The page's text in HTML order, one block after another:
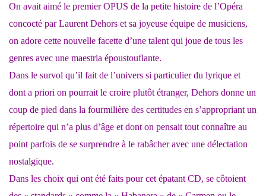
On avait aimé le premier OPUS de la petite histoire de l’Opéra
concocté par Laurent Dehors et sa joyeuse équipe de musiciens,
on adore cette nouvelle facette d’une talent qui joue de tous les
genres avec une maestria époustouflante.
Dans le survol qu’il fait de l’univers si particulier du lyrique et
dont a priori on pourrait le croire plutôt étranger, Dehors donne un
coup de pied dans la fourmilière des certitudes en s’appropriant un
répertoire qui n’a plus d’âge et dont on pensait tout connaître au
point parfois de se surprendre à le rabâcher avec une délectation
nostalgique.
Dans les choix qui ont été faits pour cet épatant CD, se côtoient